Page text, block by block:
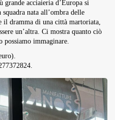
acciaieria d’Europa si
nata all’ombra delle
il dramma di una città martoriata,
un’altra. Ci mostra quanto ciò
possiamo immaginare.